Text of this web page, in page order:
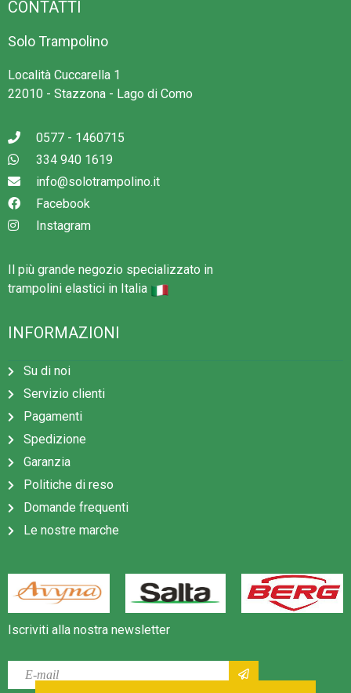
CONTATTI
Solo Trampolino
Località Cuccarella 1
22010 - Stazzona - Lago di Como
0577 - 1460715
334 940 1619
info@solotrampolino.it
Facebook
Instagram
Il più grande negozio specializzato in
trampolini elastici in Italia
INFORMAZIONI
Su di noi
Servizio clienti
Pagamenti
Spedizione
Garanzia
Politiche di reso
Domande frequenti
Le nostre marche
Iscriviti alla nostra newsletter